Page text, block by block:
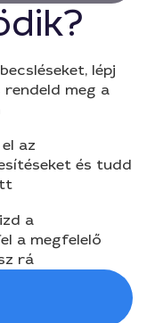
lépj
meg a
az
és tudd
a
a megfelelő
rá